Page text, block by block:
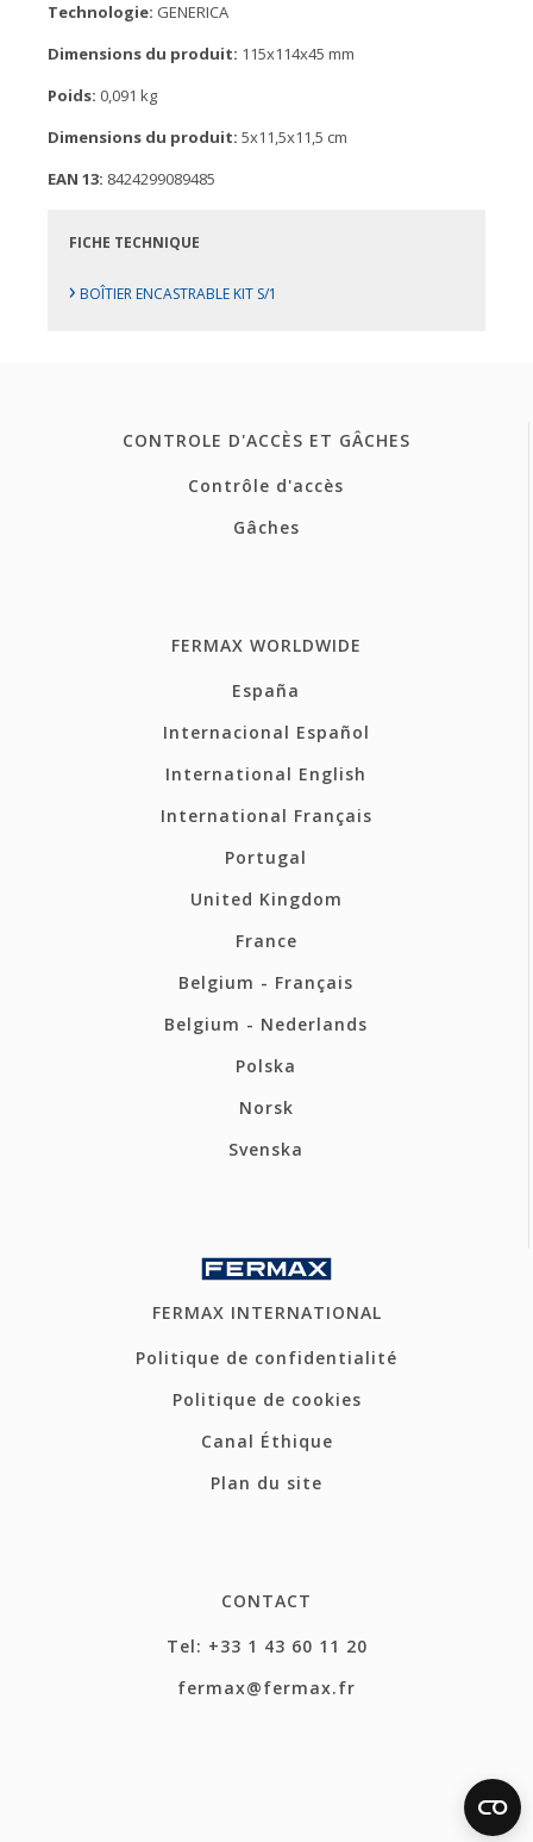
Technologie: GENERICA
Dimensions du produit: 115x114x45 mm
Poids: 0,091 kg
Dimensions du produit: 5x11,5x11,5 cm
EAN 13: 8424299089485
FICHE TECHNIQUE
› BOÎTIER ENCASTRABLE KIT S/1
CONTROLE D'ACCÈS ET GÂCHES
Contrôle d'accès
Gâches
FERMAX WORLDWIDE
España
Internacional Español
International English
International Français
Portugal
United Kingdom
France
Belgium - Français
Belgium - Nederlands
Polska
Norsk
Svenska
FERMAX INTERNATIONAL
Politique de confidentialité
Politique de cookies
Canal Éthique
Plan du site
CONTACT
Tel: +33 1 43 60 11 20
fermax@fermax.fr